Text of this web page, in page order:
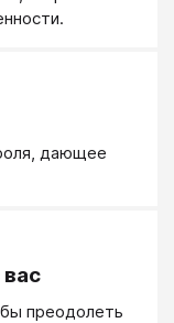
дающее
преодолеть